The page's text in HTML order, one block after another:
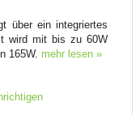
über ein integriertes
wird mit bis zu 60W
165W. mehr lesen »